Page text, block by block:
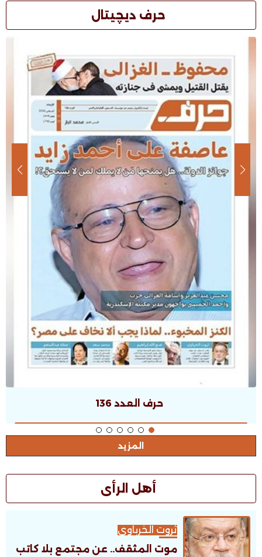
حرف ديچيتال
حرف العدد 135
المزيد
أهل الرأى
ثروت الخرباوى
موت المثقف.. عن مجتمع بلا كاتب